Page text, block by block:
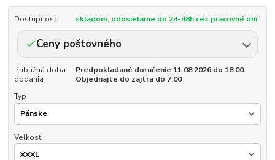
Dostupnosť skladom, odosielame do 24-48h cez pracovné dni
Ceny poštovného
Približná doba
dodania
Predpokladané doručenie 11.08.2026 do 18:00.
Objednajte do zajtra do 7:00
Typ
Veľkosť